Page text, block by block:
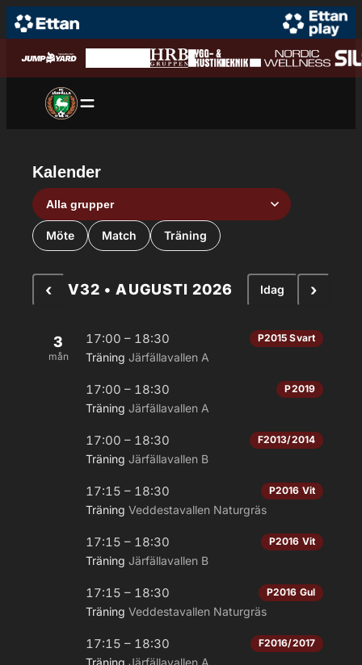
Hoppa till innehåll
Hoppa
till
Kalender
Grupp
Aktivitetstyp
Möte Match Träning
‹ V32 • AUGUSTI 2026 Idag ›
3
mån
17:00 – 18:30 P2015 Svart
Träning Järfällavallen A
17:00 – 18:30 P2019
Träning Järfällavallen A
17:00 – 18:30 F2013/2014
Träning Järfällavallen B
17:15 – 18:30 P2016 Vit
Träning Veddestavallen Naturgräs
17:15 – 18:30 P2016 Vit
Träning Järfällavallen B
17:15 – 18:30 P2016 Gul
Träning Veddestavallen Naturgräs
17:15 – 18:30 F2016/2017
Träning Järfällavallen A